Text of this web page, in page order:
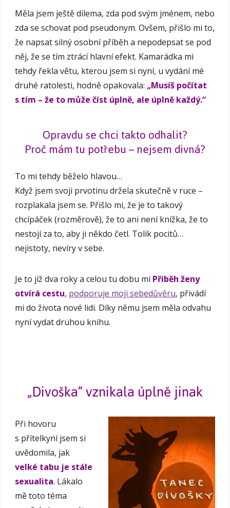
Měla jsem ještě dilema, zda pod svým jménem, nebo
zda se schovat pod pseudonym. Ovšem, přišlo mi to,
že napsat silný osobní příběh a nepodepsat se pod
něj, že se tím ztrácí hlavní efekt. Kamarádka mi
tehdy řekla větu, kterou jsem si nyní, u vydání mé
druhé ratolesti, hodně opakovala: „Musíš počítat
s tím – že to může číst úplně, ale úplně každý.“
Opravdu se chci takto odhalit?
Proč mám tu potřebu – nejsem divná?
To mi tehdy běželo hlavou…
Když jsem svoji prvotinu držela skutečně v ruce –
rozplakala jsem se. Přišlo mi, že je to takový
chcípáček (rozměrově), že to ani není knížka, že to
nestojí za to, aby ji někdo četl. Tolik pocitů…
nejistoty, nevíry v sebe.
Je to již dva roky a celou tu dobu mi Příběh ženy
otvírá cestu, podporuje moji sebedůvěru, přivádí
mi do života nové lidi. Díky němu jsem měla odvahu
nyní vydat druhou knihu.
„Divoška“ vznikala úplně jinak
Při hovoru
s přítelkyní jsem si
uvědomila, jak
velké tabu je stále
sexualita. Lákalo
mě toto téma